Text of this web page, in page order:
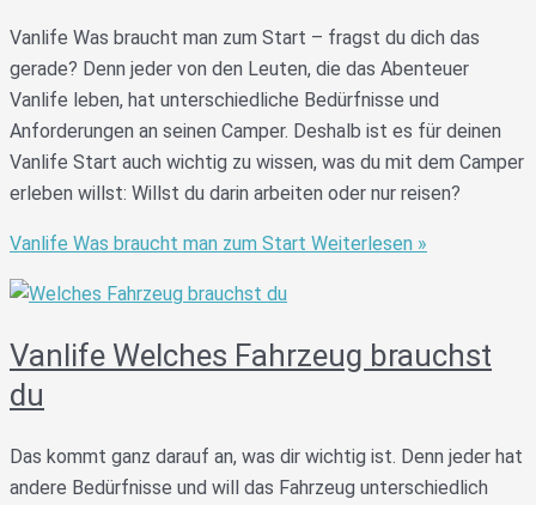
Vanlife Was braucht man zum Start – fragst du dich das
gerade? Denn jeder von den Leuten, die das Abenteuer
Vanlife leben, hat unterschiedliche Bedürfnisse und
Anforderungen an seinen Camper. Deshalb ist es für deinen
Vanlife Start auch wichtig zu wissen, was du mit dem Camper
erleben willst: Willst du darin arbeiten oder nur reisen?
Vanlife Was braucht man zum Start Weiterlesen »
Vanlife Welches Fahrzeug brauchst
du
Das kommt ganz darauf an, was dir wichtig ist. Denn jeder hat
andere Bedürfnisse und will das Fahrzeug unterschiedlich